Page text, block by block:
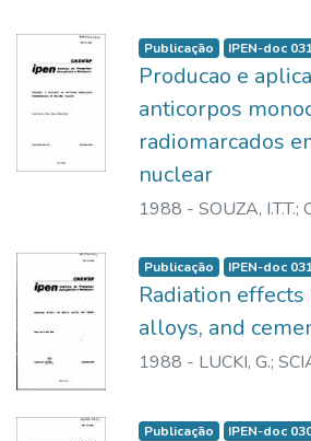
SILVA, C.P.G.;KNUST,
Publicação IPEN-doc
Producao e
anticorpos
radiomarcados
nuclear
1988 - SOUZA, I.T.T.;
Publicação IPEN-doc
Radiation
alloys, and
1988 - LUCKI, G.;
Publicação IPEN-doc